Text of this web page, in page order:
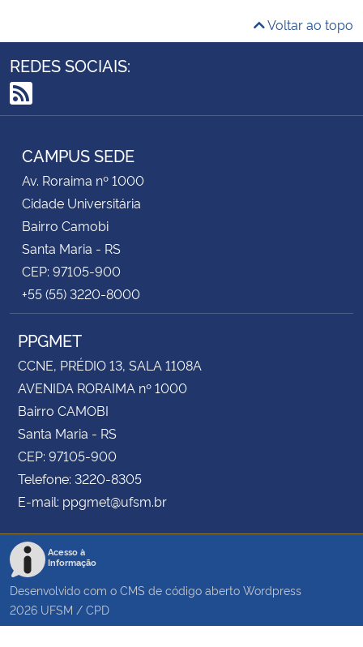
Voltar ao topo
REDES SOCIAIS:
RSS
CAMPUS SEDE
Av. Roraima nº 1000
Cidade Universitária
Bairro Camobi
Santa Maria - RS
CEP: 97105-900
+55 (55) 3220-8000
PPGMET
CCNE, PRÉDIO 13, SALA 1108A
AVENIDA RORAIMA nº 1000
Bairro CAMOBI
Santa Maria - RS
CEP: 97105-900
Telefone: 3220-8305
E-mail: ppgmet@ufsm.br
Acesso à
Informação
Desenvolvido com o CMS de código aberto Wordpress
2026 UFSM / CPD